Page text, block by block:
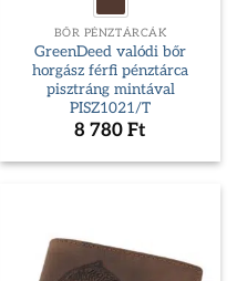
BŐR PÉNZTÁRCÁK
GreenDeed valódi bőr
horgász férfi pénztárca
pisztráng mintával
PISZ1021/T
8 780 Ft